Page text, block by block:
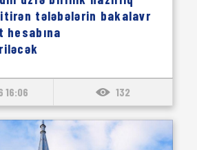
tələbələrin bakalavr
16:06 132